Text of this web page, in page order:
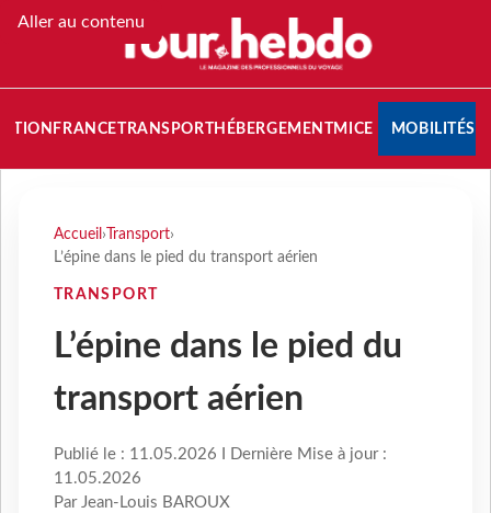
Aller au contenu
FRANCETRANSPORT HÉBERGEMENTMICE MOBILITÉS
Accueil › Transport›
L’épine dans le pied du transport aérien
TRANSPORT
L’épine dans le pied du
transport aérien
Publié le : 11.05.2026 I Dernière Mise à jour :
11.05.2026
Par Jean-Louis BAROUX